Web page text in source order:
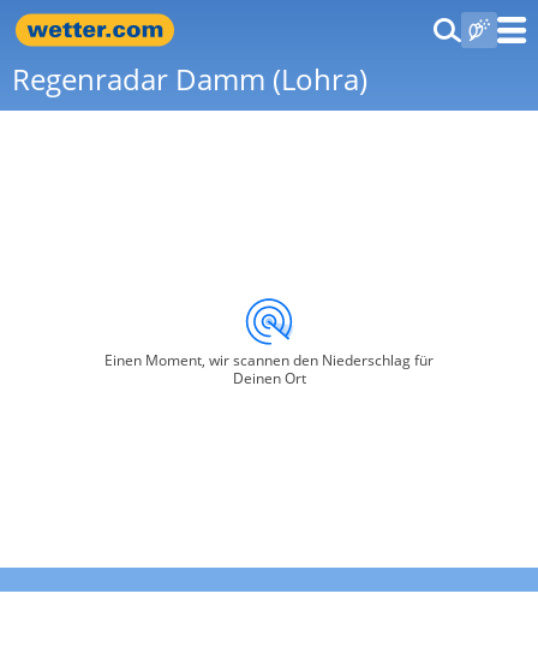
Regenradar Damm (Lohra)
Einen Moment, wir scannen den Niederschlag für
Deinen Ort